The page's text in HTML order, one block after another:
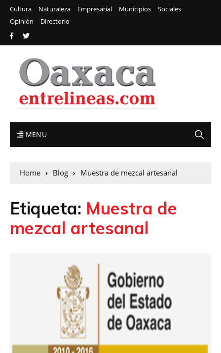
Cultura Naturaleza Empresarial Municipios
Sociales
Opinión
Directorio
MENU
Home Blog Muestra de mezcal artesanal
Etiqueta: Muestra de
mezcal artesanal